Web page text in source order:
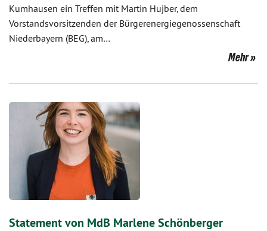
Kumhausen ein Treffen mit Martin Hujber, dem
Vorstandsvorsitzenden der Bürgerenergiegenossenschaft
Niederbayern (BEG), am…
Mehr
Statement von MdB Marlene Schönberger